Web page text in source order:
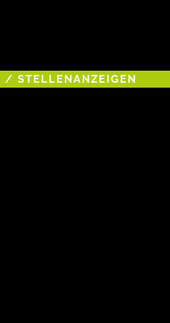
/ STELLENANZEIGEN